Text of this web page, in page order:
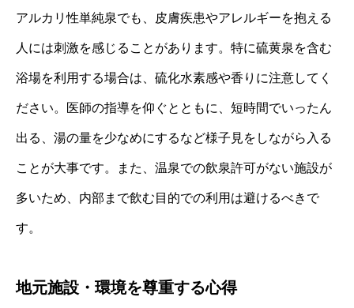
アルカリ性単純泉でも、皮膚疾患やアレルギーを抱える
人には刺激を感じることがあります。特に硫黄泉を含む
浴場を利用する場合は、硫化水素感や香りに注意してく
ださい。医師の指導を仰ぐとともに、短時間でいったん
出る、湯の量を少なめにするなど様子見をしながら入る
ことが大事です。また、温泉での飲泉許可がない施設が
多いため、内部まで飲む目的での利用は避けるべきで
す。
地元施設・環境を尊重する心得